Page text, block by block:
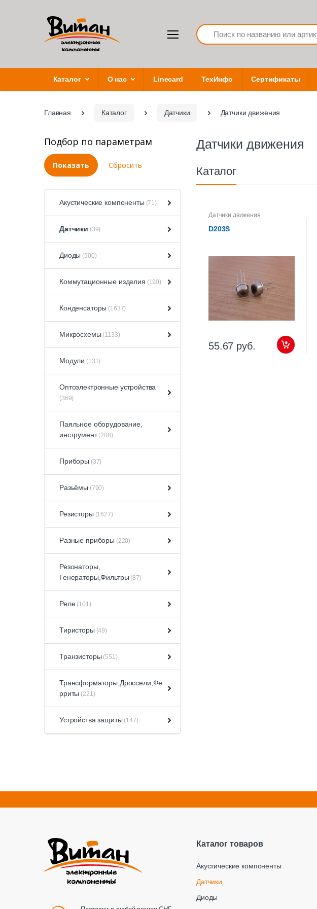
Search
Каталог О нас Linecard ТехИнфо Сертификаты
Главная Каталог Датчики Датчики движения
Подбор по параметрам
Акустические компоненты (71)
Датчики (39)
Диоды (500)
Коммутационные изделия (190)
Конденсаторы (1637)
Микросхемы (1133)
Модули (131)
Оптоэлектронные устройства
(369)
Паяльное оборудование,
инструмент(208)
Приборы (37)
Разьёмы (790)
Резисторы (1627)
Разные приборы (220)
Резонаторы,
Генераторы,Фильтры (87)
Реле(101)
Тиристоры (49)
Транзисторы (551)
Трансформаторы,Дроссели,Фе
рриты (221)
Устройства защиты (147)
Датчики движения
Каталог
Датчики движения
D203S
55.67 руб.
Каталог товаров
Акустические компоненты
Датчики
Диоды